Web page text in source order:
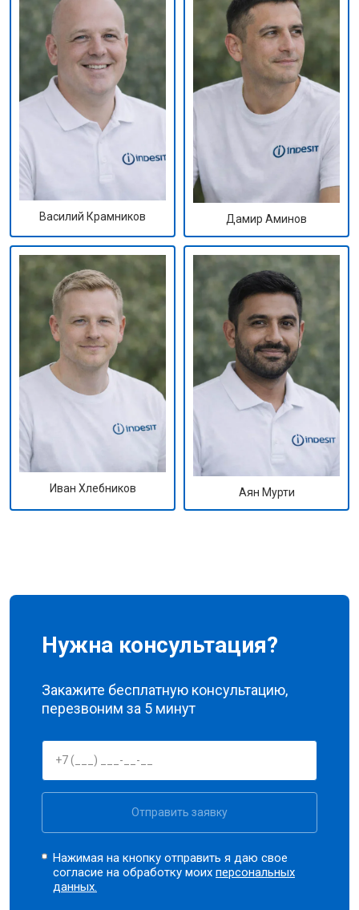
Василий Крамников Дамир Аминов
Иван Хлебников Аян Мурти
Нужна консультация?
Закажите бесплатную консультацию,
перезвоним за 5 минут
Отправить заявку
Нажимая на кнопку отправить я даю свое
согласие на обработку моихперсональных
данных.